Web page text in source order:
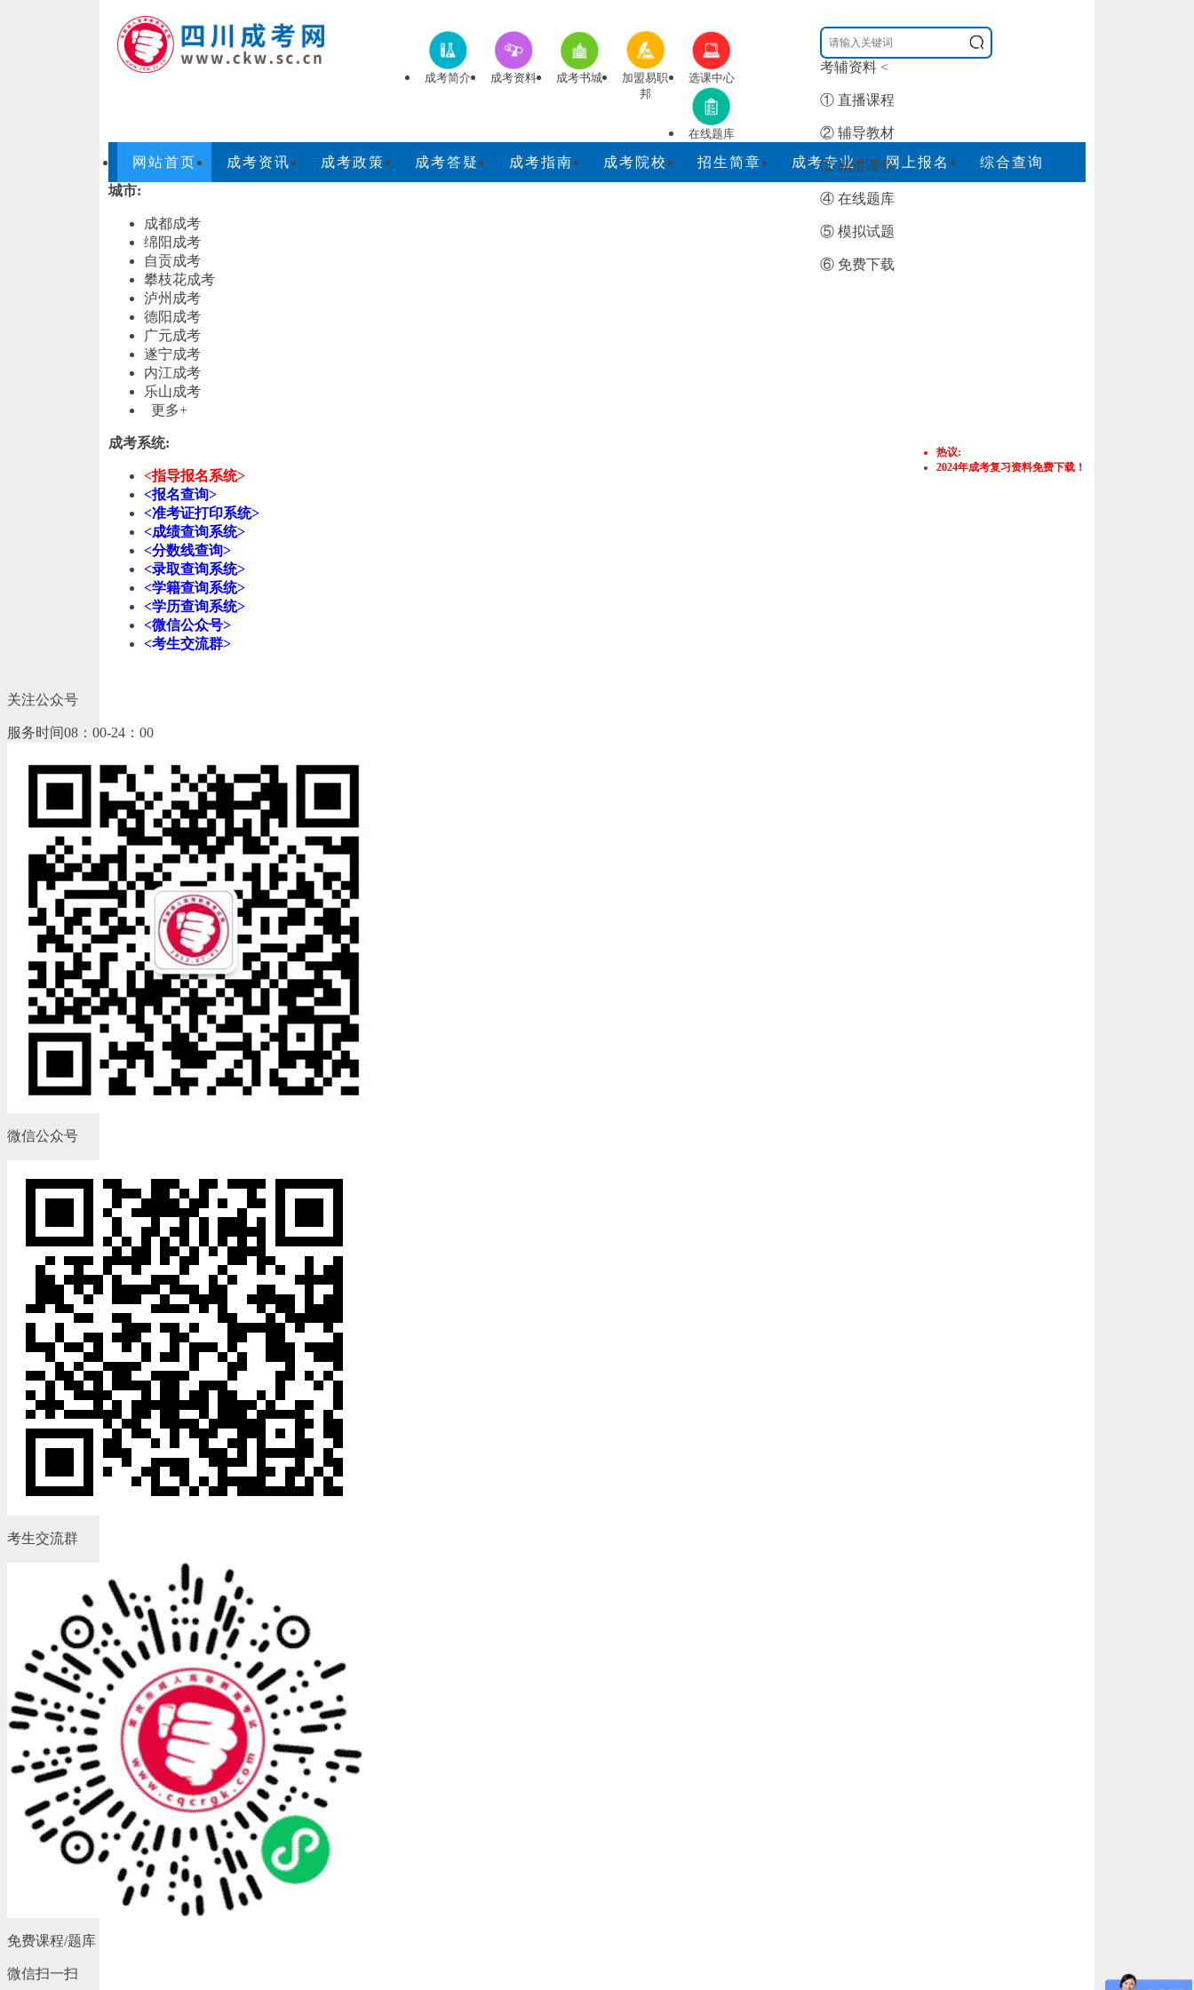
成考简介 成考资料 成考书城
加盟易职
邦
选课中心
在线题库
考辅资料 <
① 直播课程
② 辅导教材
③ 精讲课程
④ 在线题库
⑤ 模拟试题
⑥ 免费下载
网站首页 成考资讯 成考政策 成考答疑 成考指南 成考院校 招生简章 成考专业 网上报名
综合查询
城市:
成都成考
绵阳成考
自贡成考
攀枝花成考
泸州成考
德阳成考
广元成考
遂宁成考
内江成考
乐山成考
更多+
热议:
2024年成考复习资料免费下载！
成考系统:
<指导报名系统>
<报名查询>
<准考证打印系统>
<成绩查询系统>
<分数线查询>
<录取查询系统>
<学籍查询系统>
<学历查询系统>
<微信公众号>
<考生交流群>
关注公众号
服务时间08：00-24：00
微信公众号
考生交流群
免费课程/题库
微信扫一扫